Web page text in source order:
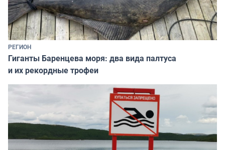
РЕГИОН
Гиганты Баренцева моря: два вида палтуса
и их рекордные трофеи